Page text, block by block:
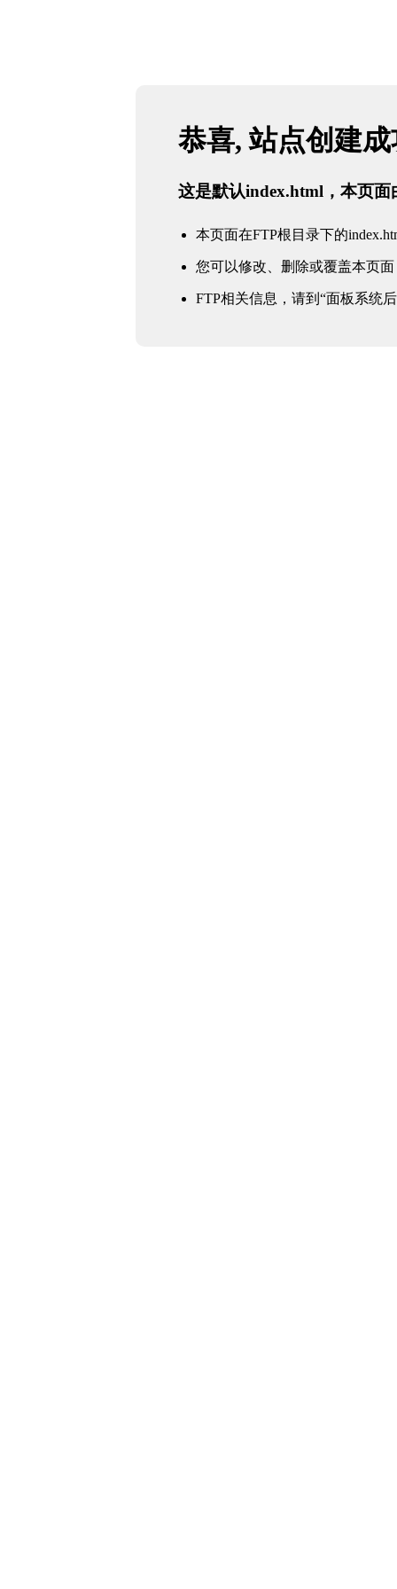
恭喜, 站点创建
这是默认index.html，本页面
本页面在FTP根目录下的
您可以修改、删除或覆盖本页面
FTP相关信息，请到“面板系统